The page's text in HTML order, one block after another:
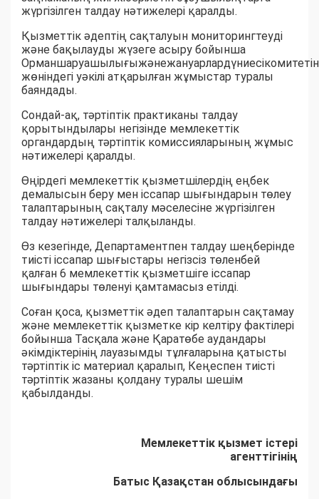
жүргізілген талдау нәтижелері қаралды.
Қызметтік әдептің сақталуын мониторингтеуді
және бақылауды жүзеге асыру бойынша
жөніндегі уәкілі атқарылған жұмыстар туралы
баяндады.
Сондай-ақ, тәртіптік практиканы талдау
қорытындылары негізінде мемлекеттік
органдардың тәртіптік комиссияларының жұмыс
нәтижелері қаралды.
Өңірдегі мемлекеттік қызметшілердің еңбек
демалысын беру мен іссапар шығындарын төлеу
талаптарының сақталу мәселесіне жүргізілген
талдау нәтижелері талқыланды.
Өз кезегінде, Департаментпен талдау шеңберінде
тиісті іссапар шығыстары негізсіз төленбей
қалған 6 мемлекеттік қызметшіге іссапар
шығындары төленуі қамтамасыз етілді.
Соған қоса, қызметтік әдеп талаптарын сақтамау
және мемлекеттік қызметке кір келтіру фактілері
бойынша Тасқала және Қаратөбе аудандары
әкімдіктерінің лауазымды тұлғаларына қатысты
тәртіптік іс материал қаралып, Кеңеспен тиісті
тәртіптік жазаны қолдану туралы шешім
қабылданды.
Мемлекеттік қызмет істері
агенттігінің
Батыс Қазақстан облысындағы